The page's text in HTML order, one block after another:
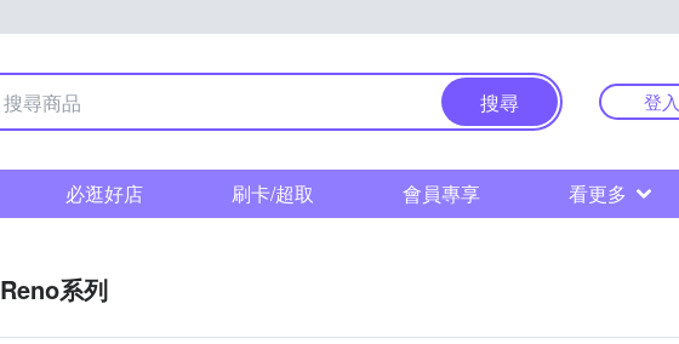
搜尋 登入
必逛好店 刷卡/超取 會員專享 看更多
Reno系列